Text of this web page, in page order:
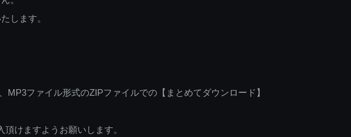
します。
ファイル形式のZIPファイルでの【まとめてダウンロード】
けますようお願いします。